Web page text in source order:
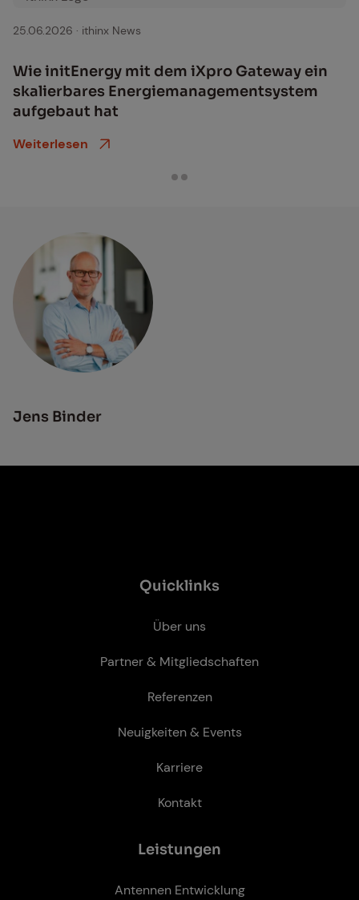
25.06.2026 · ithinx News
Wie in­it­Ener­gy mit dem iX­pro Gate­way ein
ska­lier­ba­res En­er­gie­ma­nage­ment­sys­tem
auf­ge­baut hat
Weiterlesen
Jens Binder
Quicklinks
Über uns
Partner & Mitgliedschaften
Referenzen
Neuigkeiten & Events
Karriere
Kontakt
Leis­tun­gen
Antennen Entwicklung